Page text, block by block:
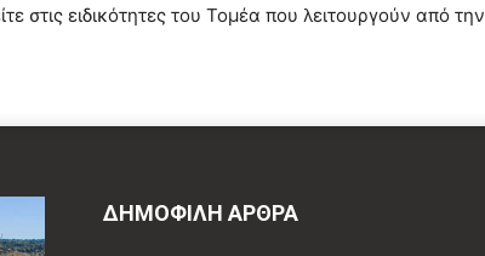
στις ειδικότητες του Τομέα που λειτουργούν από την
ΔΗΜΟΦΙΛΗ ΑΡΘΡΑ